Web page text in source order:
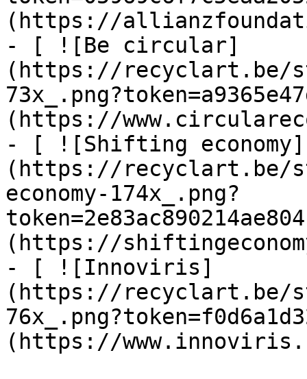
(https://
- [ ![Be circular]
(https://recyclart.be/
(https://
- [ ![Shifting economy]
(https://recyclart.be/
economy-174x_.png?
(https://
- [ ![Innoviris]
(https://recyclart.be/
(https://